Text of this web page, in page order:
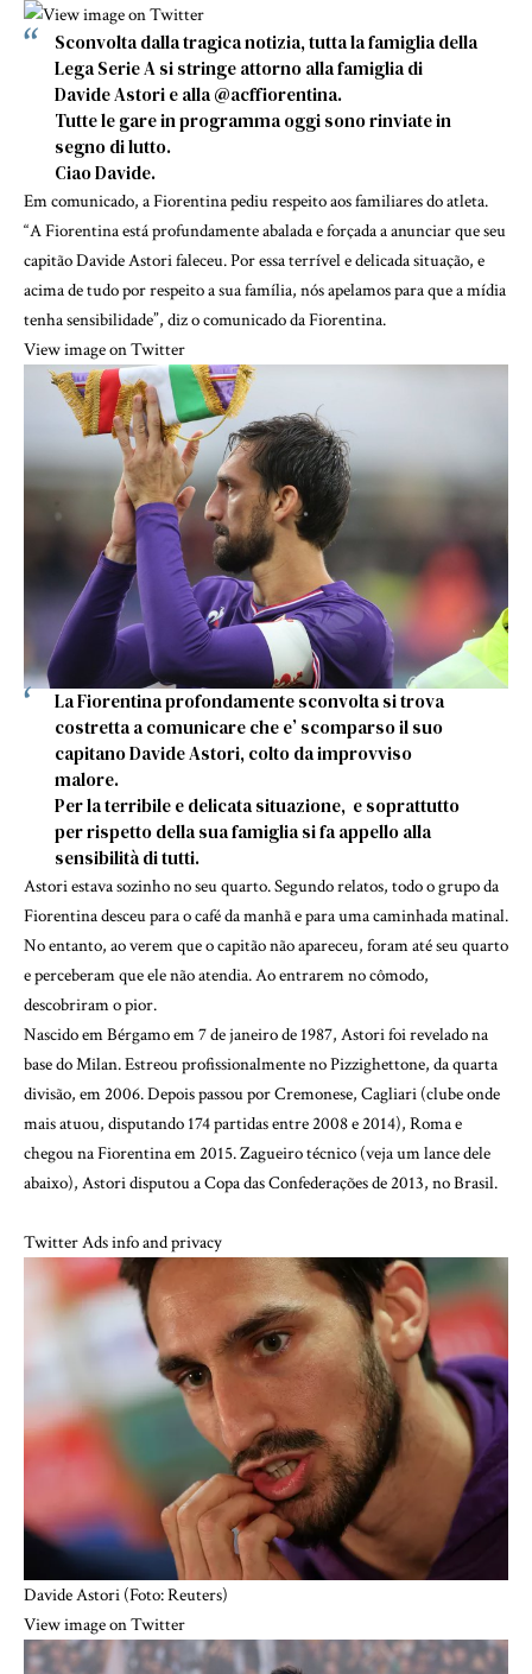
Sconvolta dalla tragica notizia, tutta la famiglia della
Lega Serie A si stringe attorno alla famiglia di
Davide Astori e alla@acffiorentina.
Tutte le gare in programma oggi sono rinviate in
segno di lutto.
Ciao Davide.
Em comunicado, a Fiorentina pediu respeito aos familiares do atleta.
“A Fiorentina está profundamente abalada e forçada a anunciar que seu
capitão Davide Astori faleceu. Por essa terrível e delicada situação, e
acima de tudo por respeito a sua família, nós apelamos para que a mídia
tenha sensibilidade”, diz o comunicado da Fiorentina.
View image on Twitter
La Fiorentina profondamente sconvolta si trova
costretta a comunicare che e’ scomparso il suo
capitano Davide Astori, colto da improvviso
malore.
Per la terribile e delicata situazione, e soprattutto
per rispetto della sua famiglia si fa appello alla
sensibilità di tutti.
Astori estava sozinho no seu quarto. Segundo relatos, todo o grupo da
Fiorentina desceu para o café da manhã e para uma caminhada matinal.
No entanto, ao verem que o capitão não apareceu, foram até seu quarto
e perceberam que ele não atendia. Ao entrarem no cômodo,
descobriram o pior.
Nascido em Bérgamo em 7 de janeiro de 1987, Astori foi revelado na
base do Milan. Estreou profissionalmente no Pizzighettone, da quarta
divisão, em 2006. Depois passou por Cremonese, Cagliari (clube onde
mais atuou, disputando 174 partidas entre 2008 e 2014), Roma e
chegou na Fiorentina em 2015. Zagueiro técnico (veja um lance dele
abaixo), Astori disputou a Copa das Confederações de 2013, no Brasil.
Twitter Ads info and privacy
Davide Astori (Foto: Reuters)
View image on Twitter